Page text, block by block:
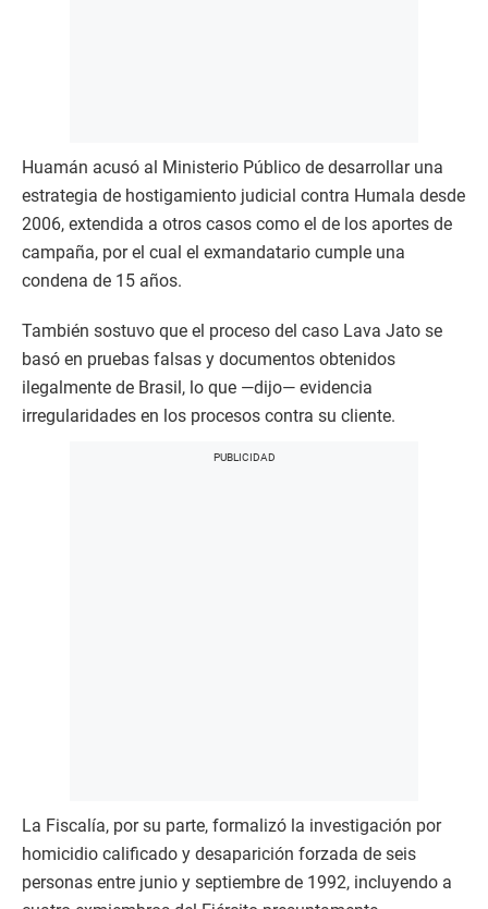
Huamán acusó al Ministerio Público de desarrollar una
estrategia de hostigamiento judicial contra Humala desde
2006, extendida a otros casos como el de los aportes de
campaña, por el cual el exmandatario cumple una
condena de 15 años.
También sostuvo que el proceso del caso Lava Jato se
basó en pruebas falsas y documentos obtenidos
ilegalmente de Brasil, lo que —dijo— evidencia
irregularidades en los procesos contra su cliente.
La Fiscalía, por su parte, formalizó la investigación por
homicidio calificado y desaparición forzada de seis
personas entre junio y septiembre de 1992, incluyendo a